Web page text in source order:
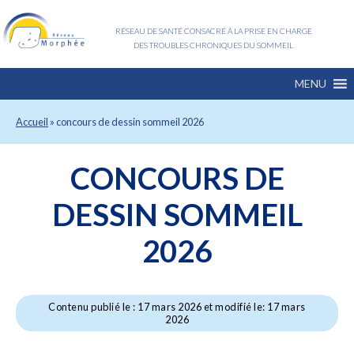
RÉSEAU DE SANTÉ CONSACRÉ À LA PRISE EN CHARGE
DES TROUBLES CHRONIQUES DU SOMMEIL
MENU
Accueil »concours de dessin sommeil 2026
CONCOURS DE
DESSIN SOMMEIL
2026
Contenu publié le : 17 mars 2026 et modifié le: 17 mars
2026